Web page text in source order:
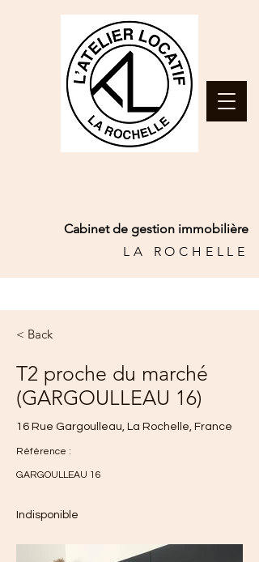
Cabinet de gestion immobilière
LA ROCHELLE
< Back
T2 proche du marché
(GARGOULLEAU 16)
16 Rue Gargoulleau, La Rochelle, France
Référence :
GARGOULLEAU 16
Indisponible